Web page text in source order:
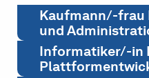
Kaufmann/-frau
und
Informatiker/-in